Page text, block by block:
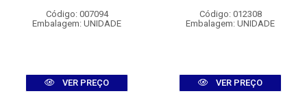
Código: 007094
Embalagem: UNIDADE
VER PREÇO
Código: 012308
Embalagem: UNIDADE
VER PREÇO